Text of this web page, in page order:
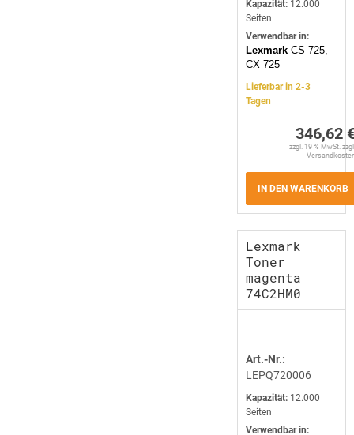
Kapazität: 12.000
Seiten
Verwendbar in:
Lexmark CS 725,
CX 725
Lieferbar in 2-3
Tagen
346,62
zzgl. 19 % MwSt.
IN DEN WARENKORB
Lexmark
Toner
magenta
74C2HM0
Art.-Nr.:
LEPQ720006
Kapazität: 12.000
Seiten
Verwendbar in: